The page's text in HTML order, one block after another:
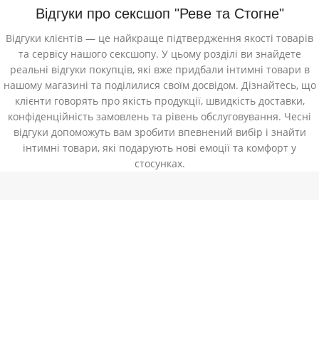
Відгуки про сексшоп "Реве та Стогне"
Відгуки клієнтів — це найкраще підтвердження якості товарів
та сервісу нашого сексшопу. У цьому розділі ви знайдете
реальні відгуки покупців, які вже придбали інтимні товари в
нашому магазині та поділилися своїм досвідом. Дізнайтесь, що
клієнти говорять про якість продукції, швидкість доставки,
конфіденційність замовлень та рівень обслуговування. Чесні
відгуки допоможуть вам зробити впевнений вибір і знайти
інтимні товари, які подарують нові емоції та комфорт у
стосунках.